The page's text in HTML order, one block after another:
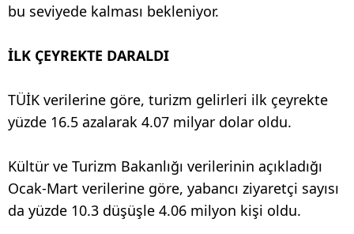
bu seviyede kalması bekleniyor.
İLK ÇEYREKTE DARALDI
TÜİK verilerine göre, turizm gelirleri ilk çeyrekte
yüzde 16.5 azalarak 4.07 milyar dolar oldu.
Kültür ve Turizm Bakanlığı verilerinin açıkladığı
Ocak-Mart verilerine göre, yabancı ziyaretçi sayısı
da yüzde 10.3 düşüşle 4.06 milyon kişi oldu.